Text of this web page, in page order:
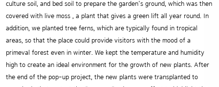
culture soil, and bed soil to prepare the garden’s ground, which was then
covered with live moss , a plant that gives a green lift all year round. In
addition, we planted tree ferns, which are typically found in tropical
areas, so that the place could provide visitors with the mood of a
primeval forest even in winter. We kept the temperature and humidity
high to create an ideal environment for the growth of new plants. After
the end of the pop-up project, the new plants were transplanted to